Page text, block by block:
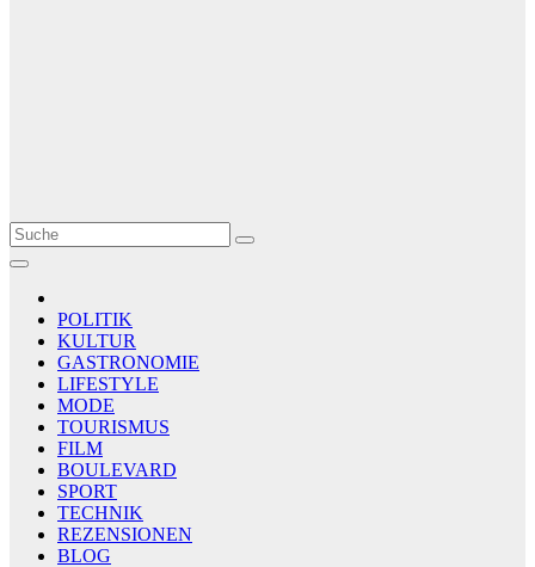
Le Matin
AGENCE DE PRESSE
POLITIK
KULTUR
GASTRONOMIE
LIFESTYLE
MODE
TOURISMUS
FILM
BOULEVARD
SPORT
TECHNIK
REZENSIONEN
BLOG